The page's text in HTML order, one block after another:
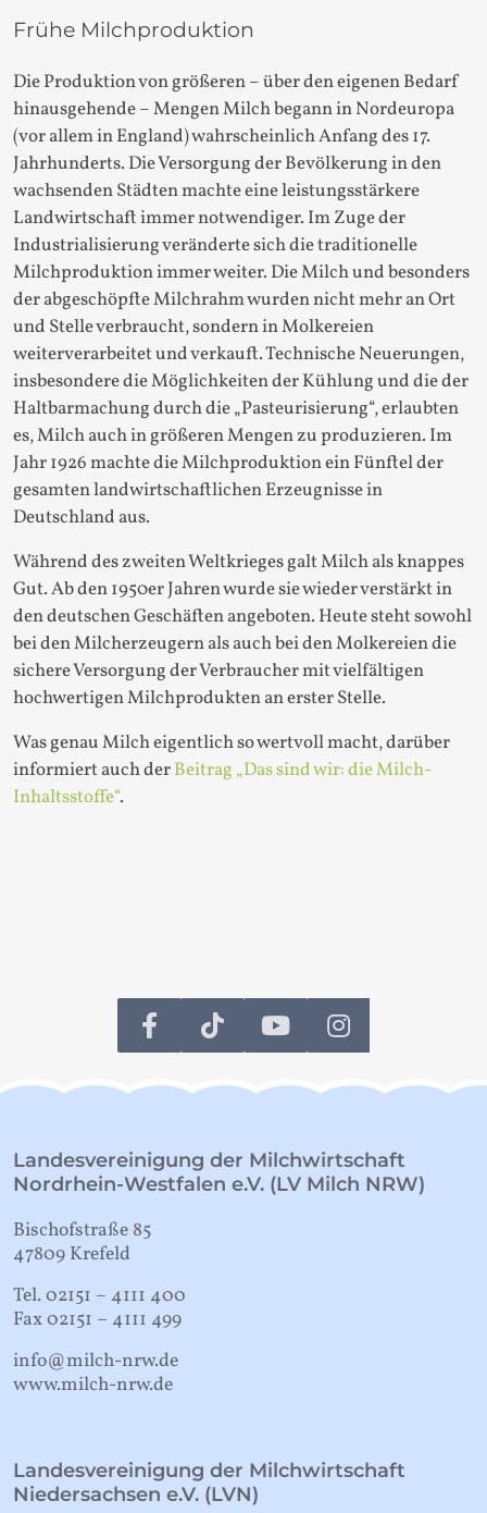
Frühe Milchproduktion
Die Produktion von größeren – über den eigenen Bedarf
hinausgehende – Mengen Milch begann in Nordeuropa
(vor allem in England) wahrscheinlich Anfang des 17.
Jahrhunderts. Die Versorgung der Bevölkerung in den
wachsenden Städten machte eine leistungsstärkere
Landwirtschaft immer notwendiger. Im Zuge der
Industrialisierung veränderte sich die traditionelle
Milchproduktion immer weiter. Die Milch und besonders
der abgeschöpfte Milchrahm wurden nicht mehr an Ort
und Stelle verbraucht, sondern in Molkereien
weiterverarbeitet und verkauft. Technische Neuerungen,
insbesondere die Möglichkeiten der Kühlung und die der
Haltbarmachung durch die „Pasteurisierung“, erlaubten
es, Milch auch in größeren Mengen zu produzieren. Im
Jahr 1926 machte die Milchproduktion ein Fünftel der
gesamten landwirtschaftlichen Erzeugnisse in
Deutschland aus.
Während des zweiten Weltkrieges galt Milch als knappes
Gut. Ab den 1950er Jahren wurde sie wieder verstärkt in
den deutschen Geschäften angeboten. Heute steht sowohl
bei den Milcherzeugern als auch bei den Molkereien die
sichere Versorgung der Verbraucher mit vielfältigen
hochwertigen Milchprodukten an erster Stelle.
Was genau Milch eigentlich so wertvoll macht, darüber
informiert auch derBeitrag „Das sind wir: die Milch-
Inhaltsstoffe“.
Landesvereinigung der Milchwirtschaft
Nordrhein-Westfalen e.V. (LV Milch NRW)
Bischofstraße 85
47809 Krefeld
Tel. 02151 – 4111 400
Fax 02151 – 4111 499
info@milch-nrw.de
www.milch-nrw.de
Landesvereinigung der Milchwirtschaft
Niedersachsen e.V. (LVN)